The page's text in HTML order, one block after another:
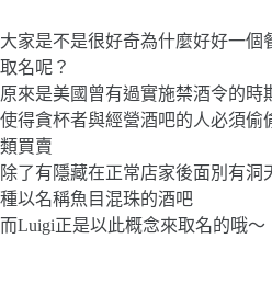
大家是不是很好奇為什麼好好一個
取名呢？
原來是美國曾有過實施禁酒令的時
使得貪杯者與經營酒吧的人必須偷
類買賣
除了有隱藏在正常店家後面別有洞
種以名稱魚目混珠的酒吧
而Luigi正是以此概念來取名的哦～